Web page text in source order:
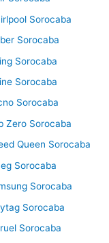
Sorocaba
Sorocaba
Sorocaba
Sorocaba
Sorocaba
Zero Sorocaba
Queen Sorocaba
Sorocaba
Sorocaba
Sorocaba
Sorocaba